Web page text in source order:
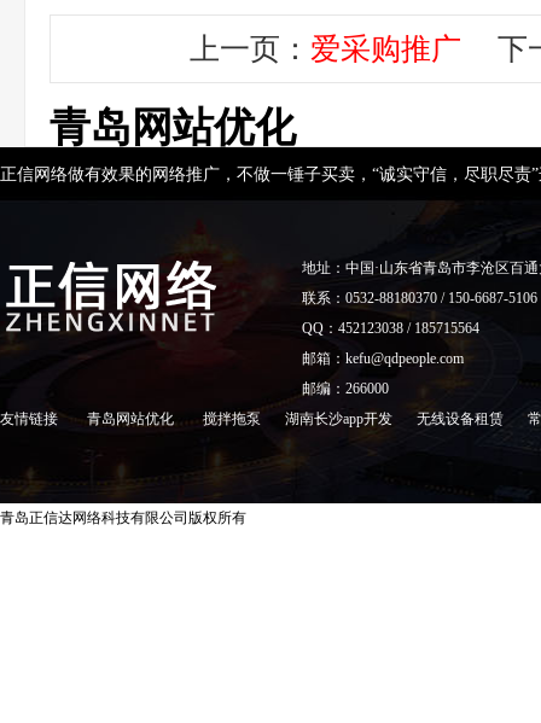
上一页： 爱采购推广 下
青岛网站优化
正信网络做有效果的网络推广，不做一锤子买卖，“诚实守信，尽职尽责
地址：中国·山东省青岛市李沧区百
联系：0532-88180370 / 150-6687-5106
QQ：452123038 / 185715564
邮箱：kefu@qdpeople.com
邮编：266000
友情链接
青岛网站优化 搅拌拖泵 湖南长沙app开发 无线设备租赁
青岛正信达网络科技有限公司版权所有